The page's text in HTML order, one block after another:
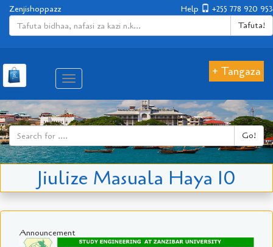
Help +255 778 920 953
Zenjishoppazz
Tafuta!
Aina
ya
matembezi
+ Tangaza
Go!
Jiulize Masuala Haya 10
Announcement